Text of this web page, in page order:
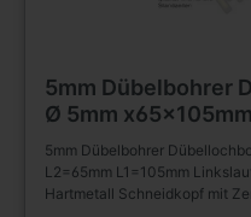
5mm Dübelbohrer
Ø 5mm
Schaft 10mm L.
5mm Dübelbohrer
L2=65mm L1=105mm
Hartmetall Schneidkopf mit